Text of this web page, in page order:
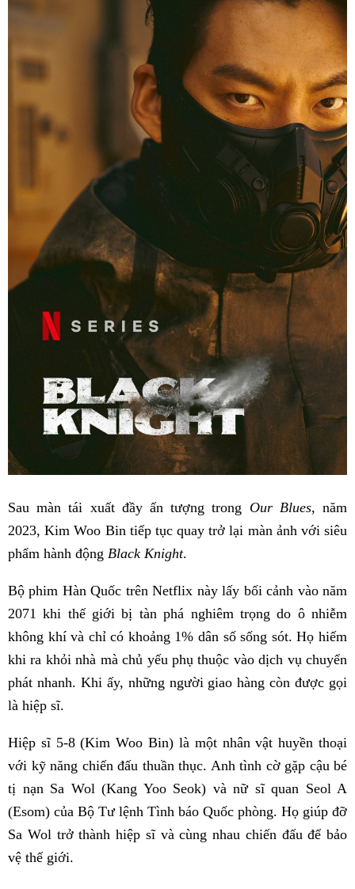
Sau màn tái xuất đầy ấn tượng trong Our Blues, năm
2023, Kim Woo Bin tiếp tục quay trở lại màn ảnh với siêu
phẩm hành động Black Knight.
Bộ phim Hàn Quốc trên Netflix này lấy bối cảnh vào năm
2071 khi thế giới bị tàn phá nghiêm trọng do ô nhiễm
không khí và chỉ có khoảng 1% dân số sống sót. Họ hiếm
khi ra khỏi nhà mà chủ yếu phụ thuộc vào dịch vụ chuyển
phát nhanh. Khi ấy, những người giao hàng còn được gọi
là hiệp sĩ.
Hiệp sĩ 5-8 (Kim Woo Bin) là một nhân vật huyền thoại
với kỹ năng chiến đấu thuần thục. Anh tình cờ gặp cậu bé
tị nạn Sa Wol (Kang Yoo Seok) và nữ sĩ quan Seol A
(Esom) của Bộ Tư lệnh Tình báo Quốc phòng. Họ giúp đỡ
Sa Wol trở thành hiệp sĩ và cùng nhau chiến đấu để bảo
vệ thế giới.